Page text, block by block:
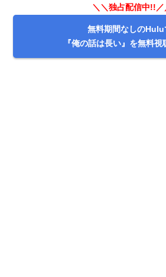
＼＼独占配信中!!／
無料期間なしのHulu
『俺の話は長い』を無料視